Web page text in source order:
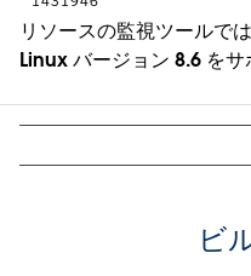
リソースの監視ツールで
Linux バージョン 8.6 をサ
ビ